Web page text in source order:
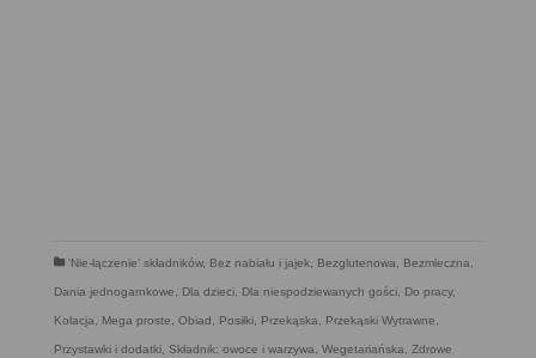
'Nie-łączenie' składników, Bez nabiału i jajek Bezglutenowa Bezmleczna
Dania jednogarnkowe Dla dzieci Dla niespodziewanych gości Do pracy,
Kolacja Mega proste Obiad Posiłki Przekąska Przekąski Wytrawne
Przystawki i dodatki Składnik: owoce i warzywa Wegetariańska Zdrowe